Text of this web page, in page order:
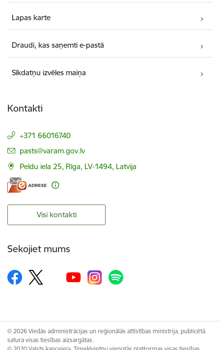
Lapas karte
Draudi, kas saņemti e-pastā
Sīkdatņu izvēles maiņa
Kontakti
+371 66016740
E-pasts:
pasts@varam.gov.lv
Peldu iela 25, Rīga, LV-1494, Latvija
Visi kontakti
Sekojiet mums
© 2026 Viedās administrācijas un reģionālās attīstības ministrija, publicētā
satura visas tiesības aizsargātas.